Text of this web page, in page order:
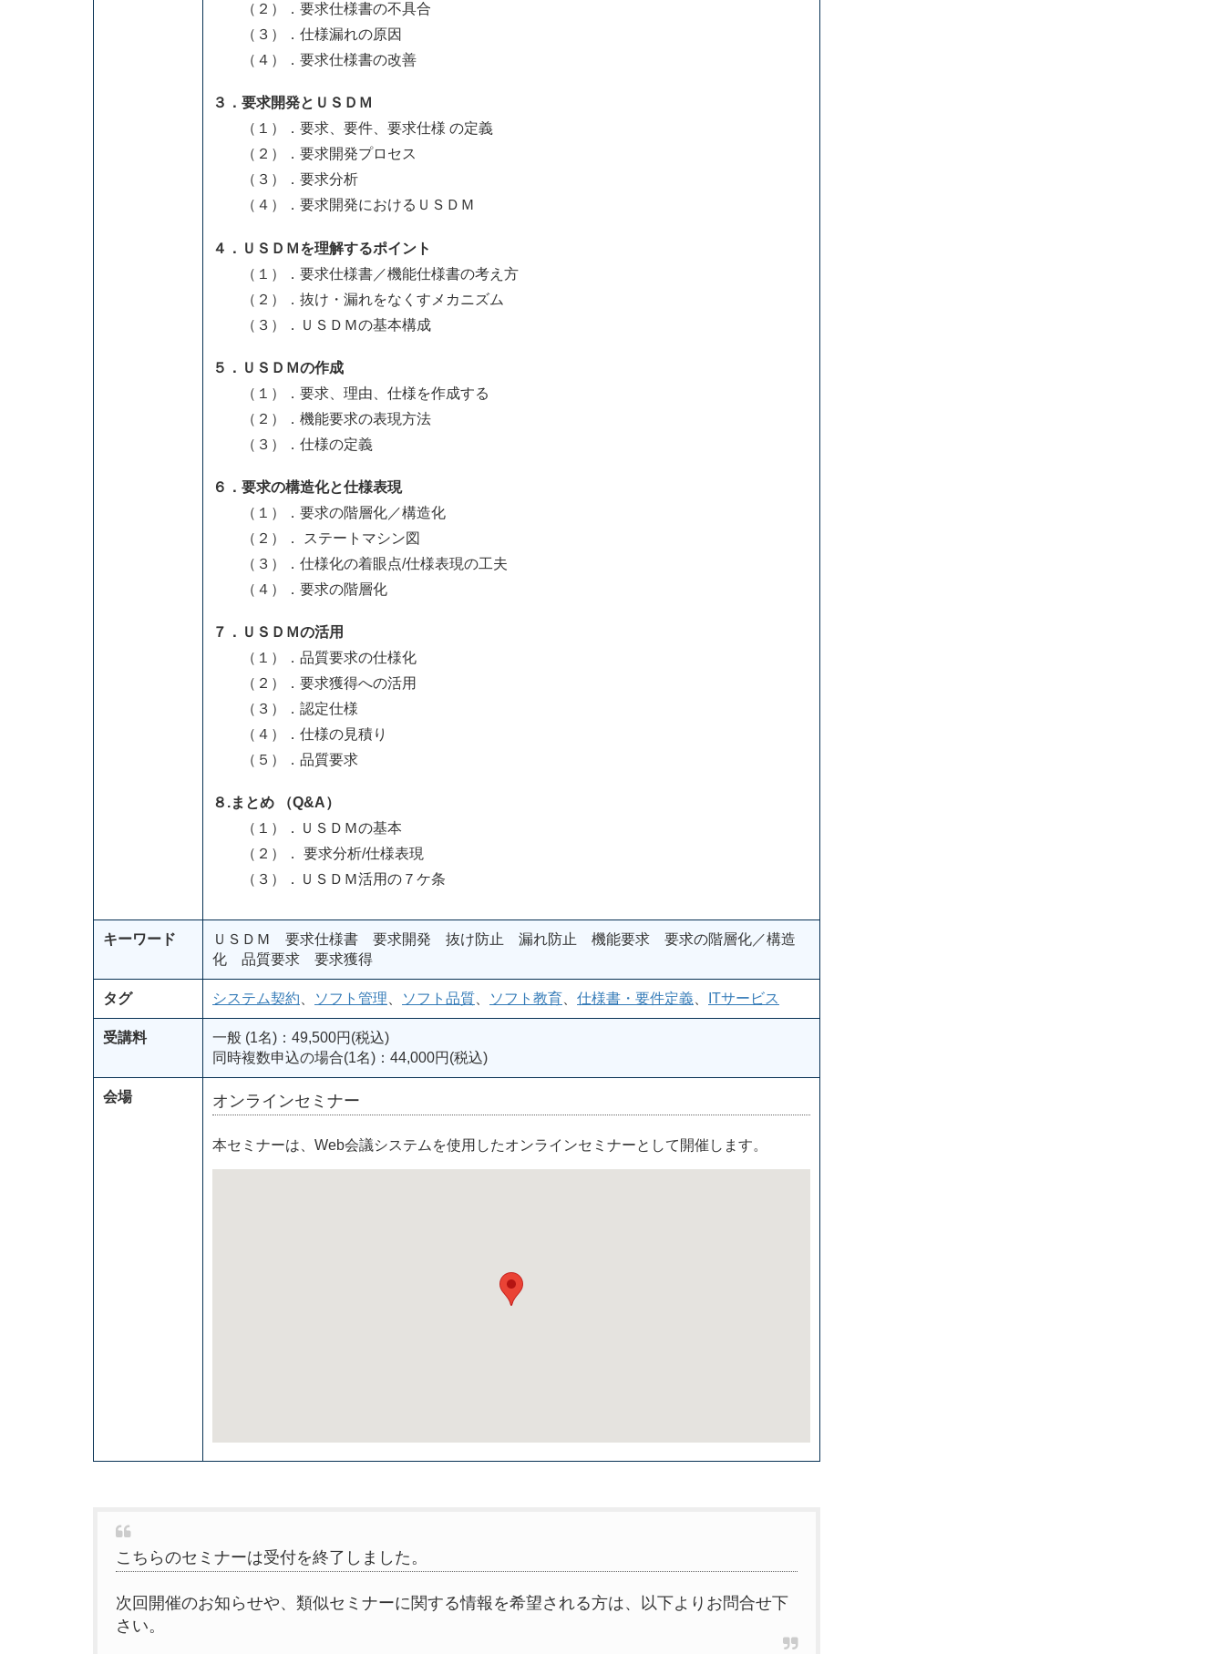
（２）．要求仕様書の不具合
（３）．仕様漏れの原因
（４）．要求仕様書の改善
３．要求開発とＵＳＤＭ
（１）．要求、要件、要求仕様 の定義
（２）．要求開発プロセス
（３）．要求分析
（４）．要求開発におけるＵＳＤＭ
４．ＵＳＤＭを理解するポイント
（１）．要求仕様書／機能仕様書の考え方
（２）．抜け・漏れをなくすメカニズム
（３）．ＵＳＤＭの基本構成
５．ＵＳＤＭの作成
（１）．要求、理由、仕様を作成する
（２）．機能要求の表現方法
（３）．仕様の定義
６．要求の構造化と仕様表現
（１）．要求の階層化／構造化
（２）． ステートマシン図
（３）．仕様化の着眼点/仕様表現の工夫
（４）．要求の階層化
７．ＵＳＤＭの活用
（１）．品質要求の仕様化
（２）．要求獲得への活用
（３）．認定仕様
（４）．仕様の見積り
（５）．品質要求
８.まとめ （Q&A）
（１）．ＵＳＤＭの基本
（２）． 要求分析/仕様表現
（３）．ＵＳＤＭ活用の７ケ条
キーワード
ＵＳＤＭ 要求仕様書 要求開発 抜け防止 漏れ防止 機能要求 要求の階層化／構造
化 品質要求 要求獲得
タグ システム契約 ソフト管理 ソフト品質 ソフト教育 仕様書・要件定義 ITサービス
受講料
一般 (1名)：49,500円(税込)
同時複数申込の場合(1名)：44,000円(税込)
会場 オンラインセミナー
本セミナーは、Web会議システムを使用したオンラインセミナーとして開催します。
こちらのセミナーは受付を終了しました。
次回開催のお知らせや、類似セミナーに関する情報を希望される方は、以下よりお問合せ下
さい。